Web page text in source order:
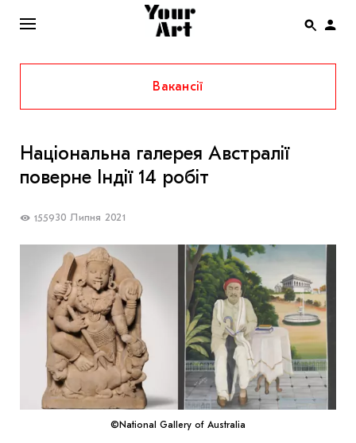
ENG
НОВИНИ
АФІША
ІНТЕРВ’Ю
КОЛОНКИ
СПЕЦПРОЄКТИ
THE UKRAINIAN PAVILION AT VENICE BIENNALE
2022
МАРІУПОЛЬСЬКІ МАРГІНАЛІЇ
ДОСЛІДНИЦЬКА ПЛАТФОРМА
ЗАПАЛЕННЯ
Вакансії
Національна галерея Австралії
поверне Індії 14 робіт
155930 Липня 2021
©National Gallery of Australia